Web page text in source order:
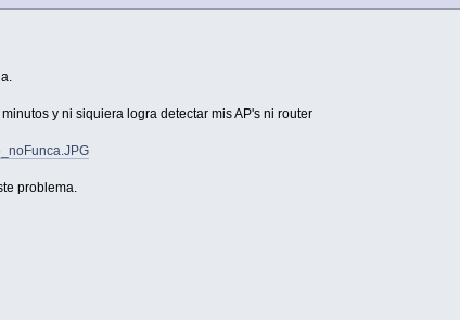
y ni siquiera logra detectar mis AP's ni router
problema.